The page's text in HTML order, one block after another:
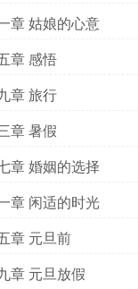
章 姑娘的心意
章 感悟
章 旅行
章 暑假
章 婚姻的选择
章 闲适的时光
章 元旦前
章 元旦放假